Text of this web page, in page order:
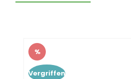
Rabatt
%
Vergriffen